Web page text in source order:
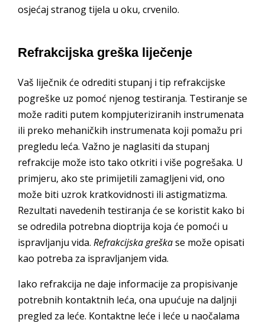
osjećaj stranog tijela u oku, crvenilo.
Refrakcijska greška liječenje
Vaš liječnik će odrediti stupanj i tip refrakcijske
pogreške uz pomoć njenog testiranja. Testiranje se
može raditi putem kompjuteriziranih instrumenata
ili preko mehaničkih instrumenata koji pomažu pri
pregledu leća. Važno je naglasiti da stupanj
refrakcije može isto tako otkriti i više pogrešaka. U
primjeru, ako ste primijetili zamagljeni vid, ono
može biti uzrok kratkovidnosti ili astigmatizma.
Rezultati navedenih testiranja će se koristit kako bi
se odredila potrebna dioptrija koja će pomoći u
ispravljanju vida. Refrakcijska greškase može opisati
kao potreba za ispravljanjem vida.
Iako refrakcija ne daje informacije za propisivanje
potrebnih kontaktnih leća, ona upućuje na daljnji
pregled za leće. Kontaktne leće i leće u naočalama